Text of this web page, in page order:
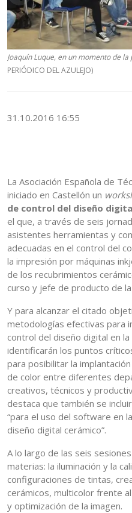
Joaquín Luque, en un momento de
PERIÓDICO DEL AZULEJO)
31.10.2016 16:55
La Asociación Española de
iniciado en Castellón un
de control del diseño
el que, a través de seis
asistentes herramientas y
adecuadas en el control del
la impresión por máquinas
de los recubrimientos
curso y jefe de producto de
Y para alcanzar el citado
metodologías efectivas para
control del diseño digital en
identificarán los puntos
para posibilitar la
de color entre diferentes
creativos, técnicos y
destaca que también se
“para el uso del software en
diseño digital cerámico”.
A lo largo de las seis
materias: la iluminación y la
configuraciones de tintas,
cerámicos, multicolor frente
y optimización de la imagen.